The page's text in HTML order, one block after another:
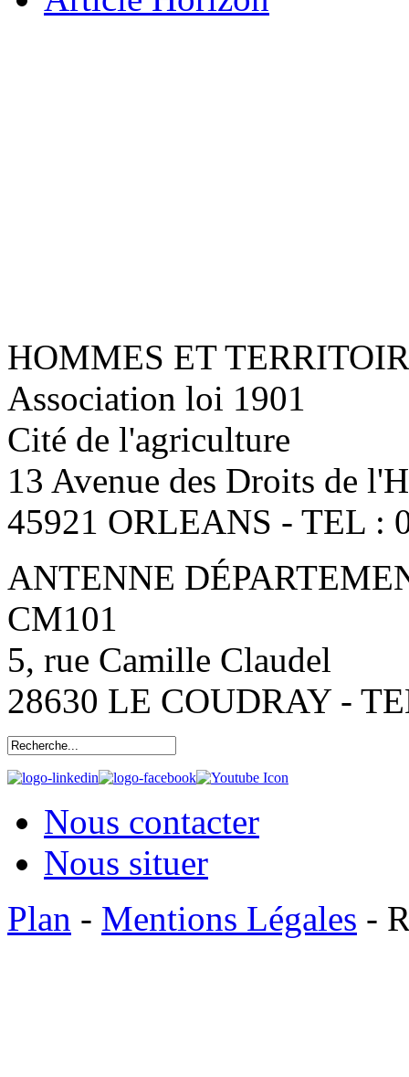
HOMMES ET
Association loi 1901
Cité de l'agriculture
13 Avenue des Droits de
45921 ORLEANS - TEL :
ANTENNE
CM101
5, rue Camille Claudel
28630 LE COUDRAY -
Nous contacter
Nous situer
Plan - Mentions Légales -